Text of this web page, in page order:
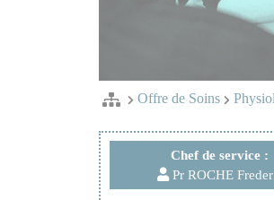
Offre de Soins
Chef de service :
Pr ROCHE